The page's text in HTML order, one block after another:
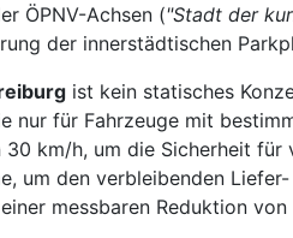
ÖPNV-Achsen ("Stadt der
der innerstädtischen
ist kein statisches
nur für Fahrzeuge mit
km/h, um die Sicherheit
um den verbleibenden
messbaren Reduktion